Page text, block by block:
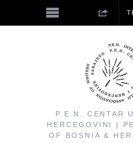
P.E.N. CENTAR
HERCEGOVINI |
OF BOSNIA &